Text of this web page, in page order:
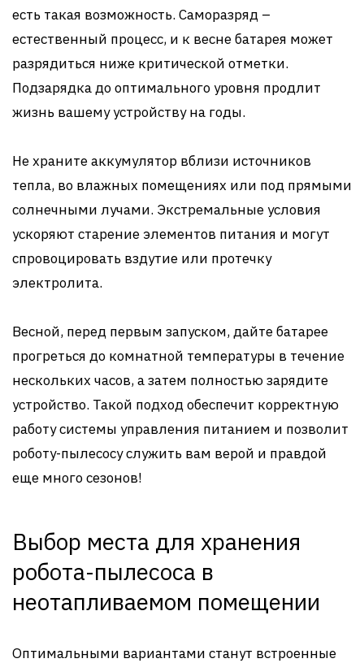
есть такая возможность. Саморазряд –
естественный процесс, и к весне батарея может
разрядиться ниже критической отметки.
Подзарядка до оптимального уровня продлит
жизнь вашему устройству на годы.
Не храните аккумулятор вблизи источников
тепла, во влажных помещениях или под прямыми
солнечными лучами. Экстремальные условия
ускоряют старение элементов питания и могут
спровоцировать вздутие или протечку
электролита.
Весной, перед первым запуском, дайте батарее
прогреться до комнатной температуры в течение
нескольких часов, а затем полностью зарядите
устройство. Такой подход обеспечит корректную
работу системы управления питанием и позволит
роботу-пылесосу служить вам верой и правдой
еще много сезонов!
Выбор места для хранения
робота-пылесоса в
неотапливаемом помещении
Оптимальными вариантами станут встроенные